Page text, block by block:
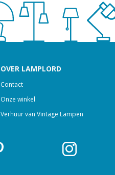
OVER LAMPLORD
Contact
Onze winkel
Verhuur van Vintage Lampen